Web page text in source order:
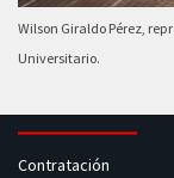
Wilson Giraldo Pérez,
Universitario.
Contratación